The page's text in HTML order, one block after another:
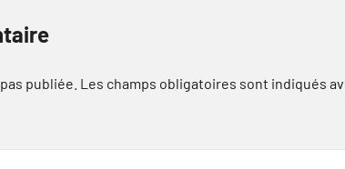
publiée. Les champs obligatoires sont indiqués